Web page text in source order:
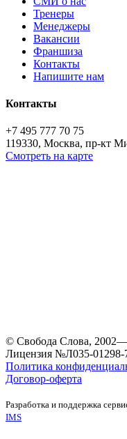
Тренеры
Менеджеры
Вакансии
Франшиза
Контакты
Напишите нам
Контакты
+7 495 777 70 75
119330, Москва, пр-кт
Смотреть на карте
© Свобода Слова,
Лицензия №Л035-01298-
Политика
Договор-оферта
Разработка и поддержка
IMS